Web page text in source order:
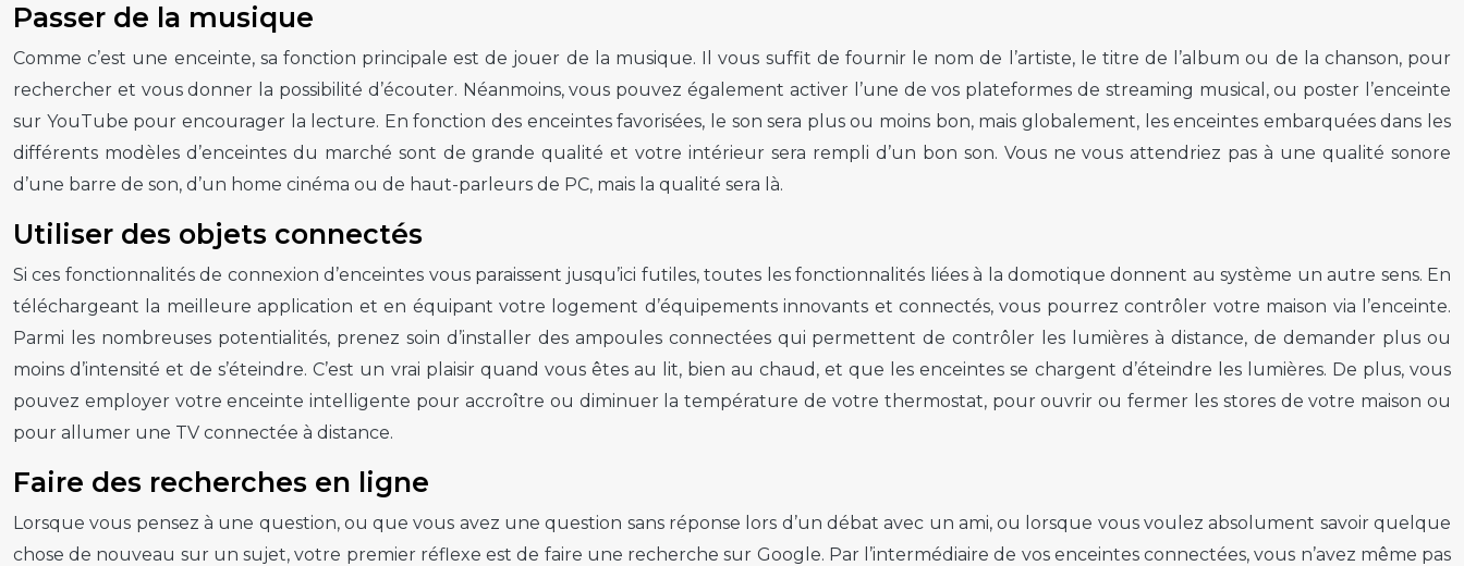
Passer de la musique
Comme c’est une enceinte, sa fonction principale est de jouer de la musique. Il vous suffit de fournir le nom de l’artiste, le titre de l’album ou de la chanson, pour
rechercher et vous donner la possibilité d’écouter. Néanmoins, vous pouvez également activer l’une de vos plateformes de streaming musical, ou poster l’enceinte
sur YouTube pour encourager la lecture. En fonction des enceintes favorisées, le son sera plus ou moins bon, mais globalement, les enceintes embarquées dans les
différents modèles d’enceintes du marché sont de grande qualité et votre intérieur sera rempli d’un bon son. Vous ne vous attendriez pas à une qualité sonore
d’une barre de son, d’un home cinéma ou de haut-parleurs de PC, mais la qualité sera là.
Utiliser des objets connectés
Si ces fonctionnalités de connexion d’enceintes vous paraissent jusqu’ici futiles, toutes les fonctionnalités liées à la domotique donnent au système un autre sens. En
téléchargeant la meilleure application et en équipant votre logement d’équipements innovants et connectés, vous pourrez contrôler votre maison via l’enceinte.
Parmi les nombreuses potentialités, prenez soin d’installer des ampoules connectées qui permettent de contrôler les lumières à distance, de demander plus ou
moins d’intensité et de s’éteindre. C’est un vrai plaisir quand vous êtes au lit, bien au chaud, et que les enceintes se chargent d’éteindre les lumières. De plus, vous
pouvez employer votre enceinte intelligente pour accroître ou diminuer la température de votre thermostat, pour ouvrir ou fermer les stores de votre maison ou
pour allumer une TV connectée à distance.
Faire des recherches en ligne
Lorsque vous pensez à une question, ou que vous avez une question sans réponse lors d’un débat avec un ami, ou lorsque vous voulez absolument savoir quelque
chose de nouveau sur un sujet, votre premier réflexe est de faire une recherche sur Google. Par l’intermédiaire de vos enceintes connectées, vous n’avez même pas